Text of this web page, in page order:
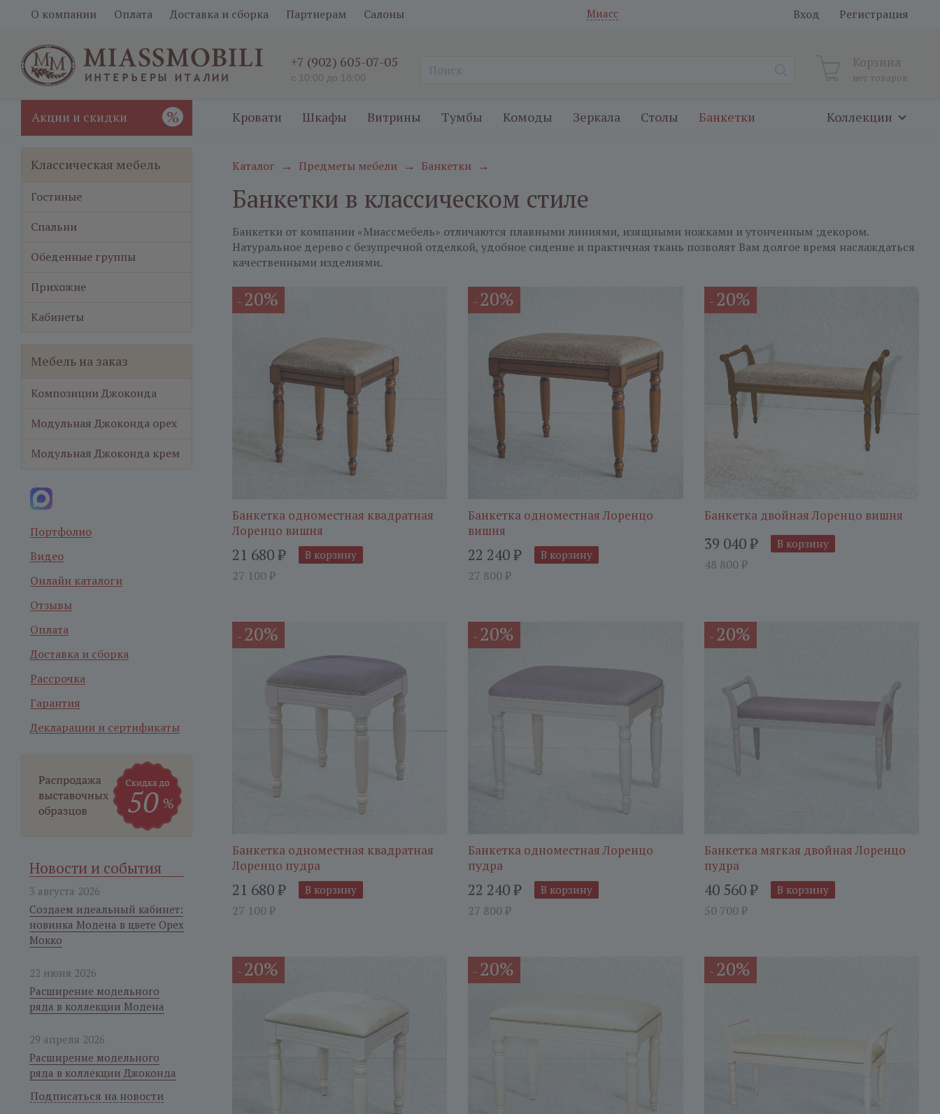
О компании Оплата Доставка и сборка Партнерам Салоны Миасс Вход Регистрация
+7 (902) 605-07-05
с 10:00 до 18:00
Корзина
нет товаров
Акции и скидки % Кровати Шкафы Витрины Тумбы Комоды Зеркала Столы Банкетки Коллекции
Каталог → Предметы мебели → Банкетки →
Банкетки в классическом стиле
Банкетки от компании «Миассмебель» отличаются плавными линиями, изящными ножками и утонченным ;декором.
Натуральное дерево с безупречной отделкой, удобное сидение и практичная ткань позволят Вам долгое время наслаждаться
качественными изделиями.
- 20%
Банкетка одноместная квадратная
Лоренцо вишня
21 680₽
27 100 ₽
В корзину
- 20%
Банкетка одноместная Лоренцо
вишня
22 240₽
27 800 ₽
В корзину
- 20%
Банкетка двойная Лоренцо вишня
39 040₽
48 800 ₽
В корзину
- 20%
Банкетка одноместная квадратная
Лоренцо пудра
21 680₽
27 100 ₽
В корзину
- 20%
Банкетка одноместная Лоренцо
пудра
22 240₽
27 800 ₽
В корзину
- 20%
Банкетка мягкая двойная Лоренцо
пудра
40 560₽
50 700 ₽
В корзину
- 20% - 20% - 20%
Классическая мебель
Гостиные
Спальни
Обеденные группы
Прихожие
Кабинеты
Мебель на заказ
Композиции Джоконда
Модульная Джоконда орех
Модульная Джоконда крем
Портфолио
Видео
Онлайн каталоги
Отзывы
Оплата
Доставка и сборка
Рассрочка
Гарантия
Декларации и сертификаты
Новости и события
3 августа 2026
Создаем идеальный кабинет:
новинка Модена в цвете Орех
Мокко
22 июня 2026
Расширение модельного
ряда в коллекции Модена
29 апреля 2026
Расширение модельного
ряда в коллекции Джоконда
Подписаться на новости